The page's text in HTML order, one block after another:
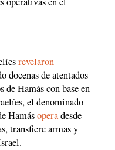
revelaron
docenas de atentados
Hamás con base en
el denominado
Hamásoperadesde
transfiere armas y